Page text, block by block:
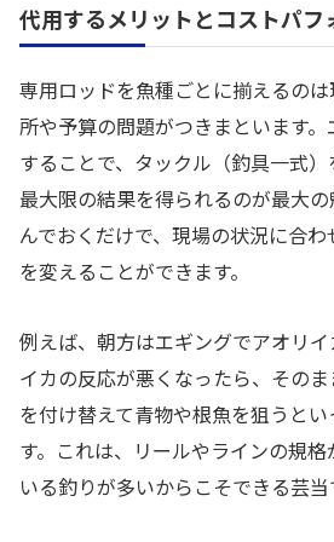
代用するメリットとコストパフ
専用ロッドを魚種ごとに揃えるの
所や予算の問題がつきまといます
することで、タックル（釣具一式）
最大限の結果を得られるのが最大
んでおくだけで、現場の状況に合
を変えることができます。
例えば、朝方はエギングでアオリ
イカの反応が悪くなったら、その
を付け替えて青物や根魚を狙うと
す。これは、リールやラインの規
いる釣りが多いからこそできる芸当